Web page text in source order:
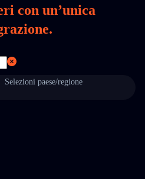
con un’unica
Selezioni paese/regione